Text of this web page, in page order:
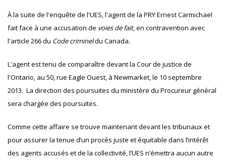
À la suite de l'enquête de l'UES, l'agent de la PRY Ernest Carmichael
fait face à une accusation de voies de fait, en contravention avec
l'article 266 du Code crimineldu Canada.
L'agent est tenu de comparaître devant la Cour de justice de
l'Ontario, au 50, rue Eagle Ouest, à Newmarket, le 10 septembre
2013. La direction des poursuites du ministère du Procureur général
sera chargée des poursuites.
Comme cette affaire se trouve maintenant devant les tribunaux et
pour assurer la tenue d’un procès juste et équitable dans l’intérêt
des agents accusés et de la collectivité, l’UES n’émettra aucun autre